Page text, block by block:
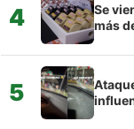
4
Se
más
5